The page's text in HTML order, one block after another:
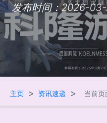
发布时间：2026-
主页 > 资讯速递 > 当前页